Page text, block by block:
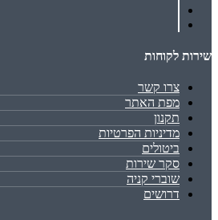
שירות לקוחות
צרו קשר
מפת האתר
תקנון
מדיניות הפרטיות
ביטולים
סקר שירות
שוברי קניה
דרושים